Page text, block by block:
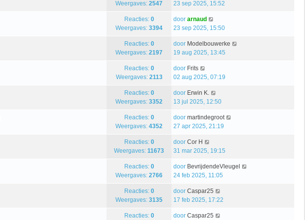
Weergaves: 2547
23 sep 2025, 15:52
Reacties: 0
Weergaves: 3394
door arnaud
23 sep 2025, 15:50
Reacties: 0
Weergaves: 2197
door Modelbouwerke
19 aug 2025, 13:45
Reacties: 0
Weergaves: 2113
door Frits
02 aug 2025, 07:19
Reacties: 0
Weergaves: 3352
door Erwin K.
13 jul 2025, 12:50
Reacties: 0
Weergaves: 4352
door martindegroot
27 apr 2025, 21:19
Reacties: 0
Weergaves: 11673
door Cor H
31 mar 2025, 19:15
Reacties: 0
Weergaves: 2766
door BevrijdendeVleugel
24 feb 2025, 11:05
Reacties: 0
Weergaves: 3135
door Caspar25
17 feb 2025, 17:22
Reacties: 0 door Caspar25